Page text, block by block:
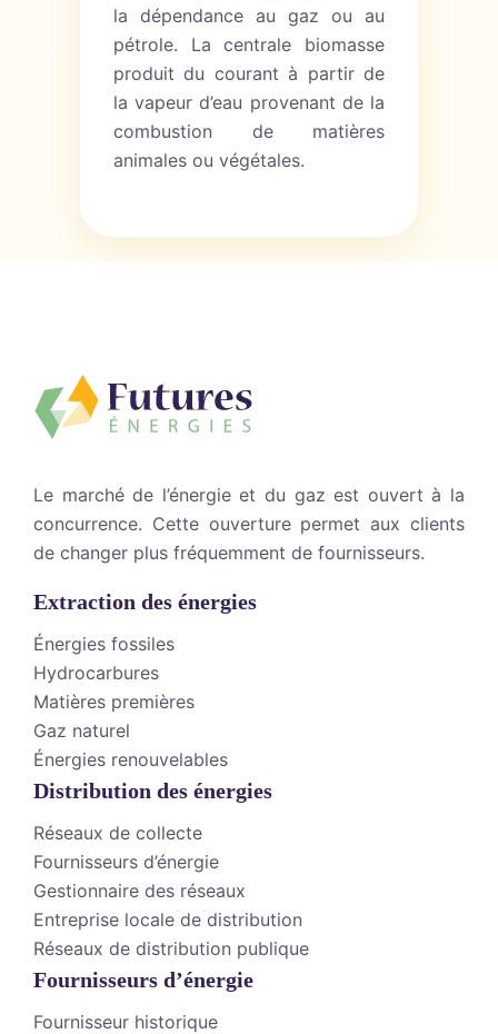
la dépendance au gaz ou au
pétrole. La centrale biomasse
produit du courant à partir de
la vapeur d’eau provenant de la
combustion de matières
animales ou végétales.
Le marché de l’énergie et du gaz est ouvert à la
concurrence. Cette ouverture permet aux clients
de changer plus fréquemment de fournisseurs.
Extraction des énergies
Énergies fossiles
Hydrocarbures
Matières premières
Gaz naturel
Énergies renouvelables
Distribution des énergies
Réseaux de collecte
Fournisseurs d’énergie
Gestionnaire des réseaux
Entreprise locale de distribution
Réseaux de distribution publique
Fournisseurs d’énergie
Fournisseur historique